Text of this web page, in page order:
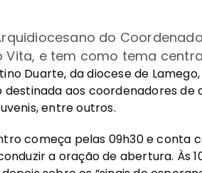
do
Vita, e tem como tema
Duarte, da diocese de
destinada aos coordenadores de
entre outros.
começa pelas 09h30 e conta
a oração de abertura. Às